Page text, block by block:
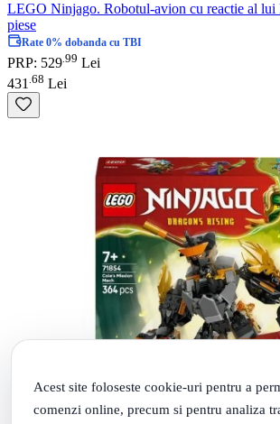
Acest site foloseste cookie-uri pentru a
comenzi online, precum si pentru analiza
LEGO Ninjago. Robotul-avion cu reactie al lui
piese
Rate 0% dobanda cu TBI
PRP: 529 99 Lei
431 68 Lei